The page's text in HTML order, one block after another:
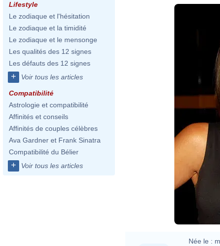
Lifestyle
Le zodiaque et l'hésitation
Le zodiaque et la timidité
Le zodiaque et le mensonge
Les qualités des 12 signes
Les défauts des 12 signes
+ Voir tous les articles
Compatibilité
Astrologie et compatibilité
Affinités et conseils
Affinités de couples célèbres
Ava Gardner et Frank Sinatra
Compatibilité du Bélier
+ Voir tous les articles
Née le :